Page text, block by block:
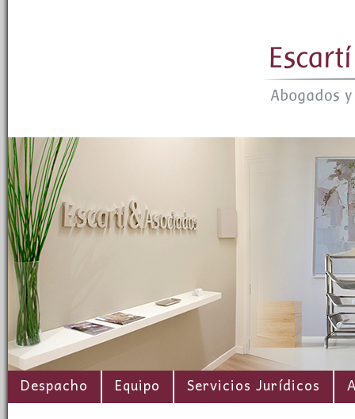
Despacho Equipo Servicios Jurídicos